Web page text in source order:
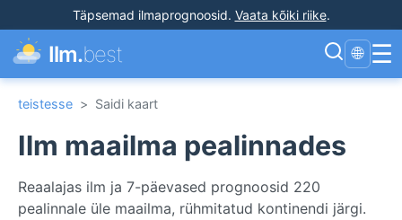
Täpsemad ilmaprognoosid. Vaata kõiki riike.
Ilm.best 🌐 ☰
teistesse > Saidi kaart
Ilm maailma pealinnades
Reaalajas ilm ja 7-päevased prognoosid 220
pealinnale üle maailma, rühmitatud kontinendi järgi.